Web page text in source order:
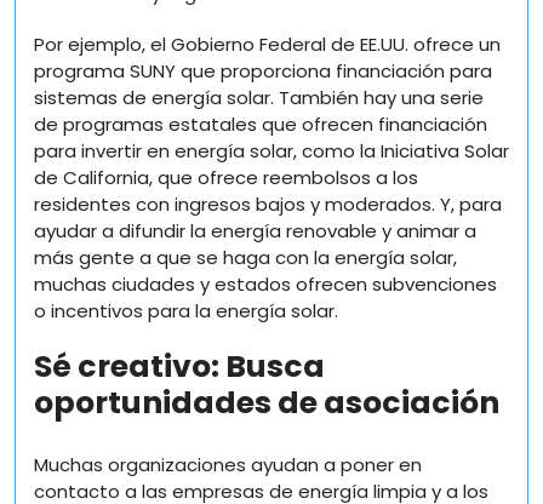
Por ejemplo, el Gobierno Federal de EE.UU. ofrece un
programa SUNY que proporciona financiación para
sistemas de energía solar. También hay una serie
de programas estatales que ofrecen financiación
para invertir en energía solar, como la Iniciativa Solar
de California, que ofrece reembolsos a los
residentes con ingresos bajos y moderados. Y, para
ayudar a difundir la energía renovable y animar a
más gente a que se haga con la energía solar,
muchas ciudades y estados ofrecen subvenciones
o incentivos para la energía solar.
Sé creativo: Busca
oportunidades de asociación
Muchas organizaciones ayudan a poner en
contacto a las empresas de energía limpia y a los